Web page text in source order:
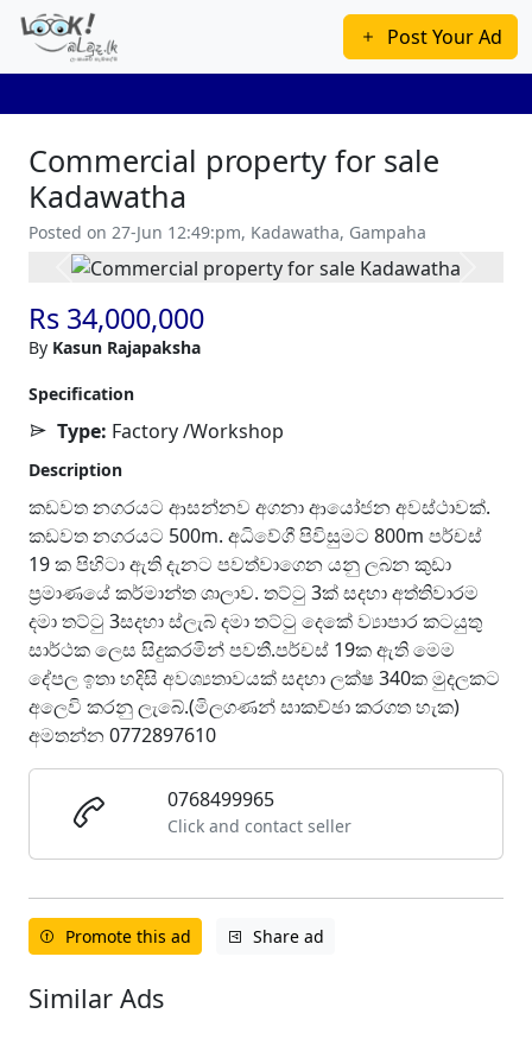
Post Your Ad
Commercial property for sale
Kadawatha
Posted on 27-Jun 12:49:pm, Kadawatha, Gampaha
Previous
Rs 34,000,000
By Kasun Rajapaksha
Specification
Type: Factory /Workshop
Description
කඩවත නගරයට ආසන්නව අගනා ආයෝජන අවස්ථාවක්.
කඩවත නගරයට 500m. අධිවේගී පිවිසුමට 800m පර්චස්
19 ක පිහිටා ඇති දැනට පවත්වාගෙන යනු ලබන කුඩා
ප්‍රමාණයේ කර්මාන්ත ශාලාව. තට්ටු 3ක් සදහා අත්තිවාරම
දමා තට්ටු 3සදහා ස්ලැබ් දමා තට්ටු දෙකේ ව්‍යාපාර කටයුතු
සාර්ථක ලෙස සිදුකරමින් පවතී.පර්චස් 19ක ඇති මෙම
දේපල ඉතා හදිසි අවශ්‍යතාවයක් සදහා ලක්ෂ 340ක මුදලකට
අලෙවි කරනු ලැබේ.(මිලගණන් සාකච්ඡා කරගත හැක)
අමතන්න 0772897610
0768499965
Click and contact seller
Promote this ad Share ad
Similar Ads